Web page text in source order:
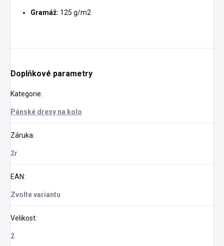
Gramáž: 125 g/m2
Doplňkové parametry
Kategorie:
Pánské dresy na kolo
Záruka:
2r
EAN:
Zvolte variantu
Velikost:
2